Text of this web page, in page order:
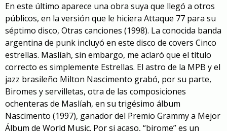
En este último aparece una obra suya que llegó a otros
públicos, en la versión que le hiciera Attaque 77 para su
séptimo disco, Otras canciones (1998). La conocida banda
argentina de punk incluyó en este disco de covers Cinco
estrellas. Maslíah, sin embargo, me aclaró que el título
correcto es simplemente Estrellas. El astro de la MPB y el
jazz brasileño Milton Nascimento grabó, por su parte,
Biromes y servilletas, otra de las composiciones
ochenteras de Maslíah, en su trigésimo álbum
Nascimento (1997), ganador del Premio Grammy a Mejor
Álbum de World Music. Por si acaso, “birome” es un